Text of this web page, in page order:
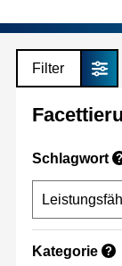
Filter
Schlagwort ?
Kategorie ?